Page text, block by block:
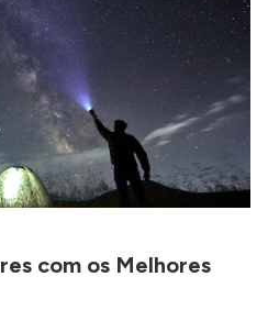
com os Melhores